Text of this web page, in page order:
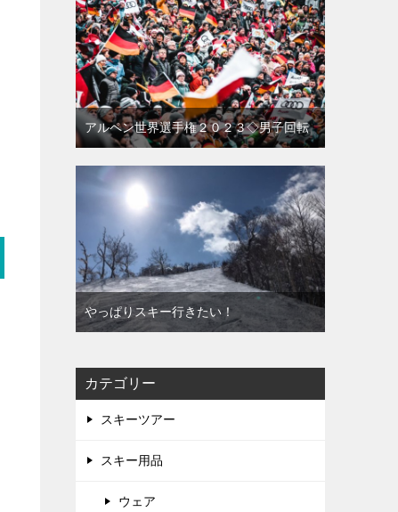
アルペン世界選手権２０２３◇男子回転
やっぱりスキー行きたい！
カテゴリー
スキーツアー
スキー用品
ウェア